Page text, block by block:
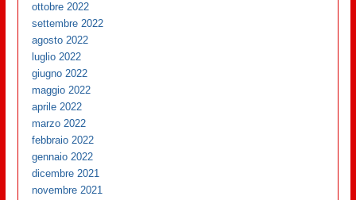
ottobre 2022
settembre 2022
agosto 2022
luglio 2022
giugno 2022
maggio 2022
aprile 2022
marzo 2022
febbraio 2022
gennaio 2022
dicembre 2021
novembre 2021